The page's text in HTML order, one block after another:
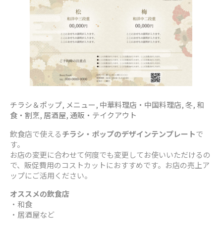
チラシ＆ポップ, メニュー, 中華料理店・中国料理店,冬, 和
食・割烹, 居酒屋,通販・テイクアウト
飲食店で使えるチラシ・ポップのデザインテンプレートで
す。
お店の変更に合わせて何度でも変更してお使いいただけるの
で、販促費用のコストカットにおすすめです。お店の売上ア
ップにご活用ください。
オススメの飲食店
・和食
・居酒屋など